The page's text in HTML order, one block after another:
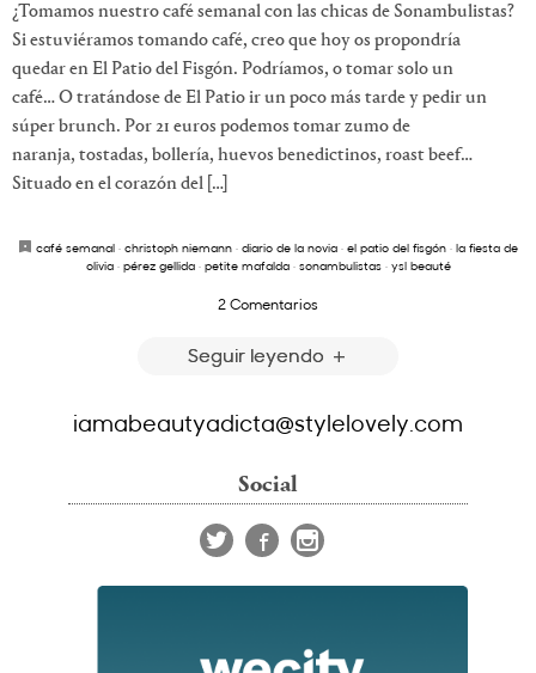
¿Tomamos nuestro café semanal con las chicas de Sonambulistas?
Si estuviéramos tomando café, creo que hoy os propondría
quedar en El Patio del Fisgón. Podríamos, o tomar solo un
café… O tratándose de El Patio ir un poco más tarde y pedir un
súper brunch. Por 21 euros podemos tomar zumo de
naranja, tostadas, bollería, huevos benedictinos, roast beef…
Situado en el corazón del […]
café semanal · christoph niemann · diario de la novia · el patio del fisgón · la fiesta de
olivia· pérez gellida· petite mafalda· sonambulistas· ysl beauté
2 Comentarios
Seguir leyendo
iamabeautyadicta@stylelovely.com
Social